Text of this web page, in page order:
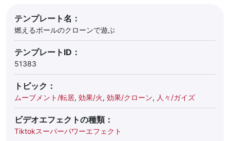
テンプレート名：
燃えるボールのクローンで遊ぶ
テンプレートID：
51383
トピック：
ムーブメント/転居, 効果/火, 効果/クローン, 人々/ガイズ
ビデオエフェクトの種類：
Tiktokスーパーパワーエフェクト